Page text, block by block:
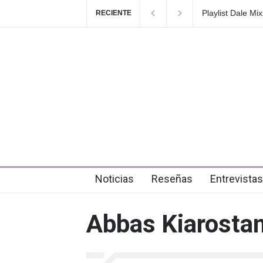
RECIENTE
Playlist Dale Mixx
Noticias Reseñas Entrevistas
Abbas